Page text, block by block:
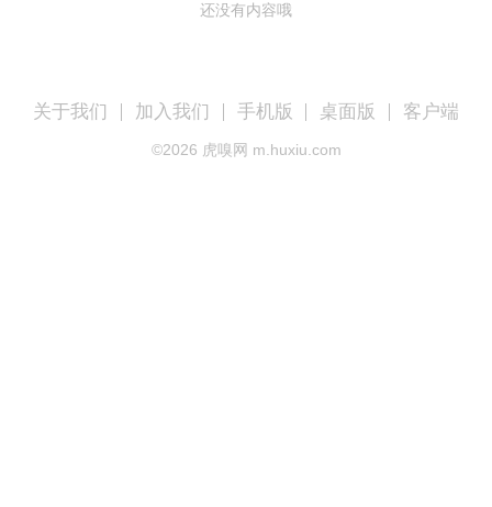
还没有内容哦
关于我们 加入我们 手机版 桌面版 客户端
©2026 虎嗅网 m.huxiu.com